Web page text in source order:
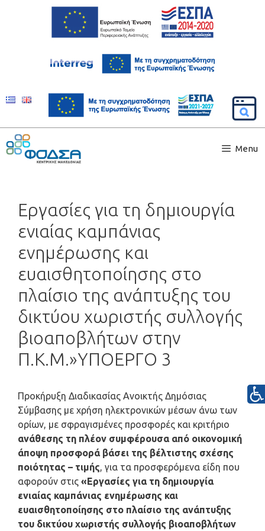
Menu
Εργασίες για τη δημιουργία
ενιαίας καμπάνιας
ενημέρωσης και
ευαισθητοποίησης στο
πλαίσιο της ανάπτυξης του
δικτύου χωριστής συλλογής
βιοαποβλήτων στην
Π.Κ.Μ.»ΥΠΟΕΡΓΟ 3
Προκήρυξη Διαδικασίας Ανοικτής Δημόσιας
Σύμβασης με χρήση ηλεκτρονικών μέσων άνω των
ορίων, με σφραγισμένες προσφορές και κριτήριο
ανάθεσης τη πλέον συμφέρουσα από οικονομική
άποψη προσφορά βάσει της βέλτιστης σχέσης
ποιότητας – τιμής, για τα προσφερόμενα είδη που
αφορούν στις «Εργασίες για τη δημιουργία
ενιαίας καμπάνιας ενημέρωσης και
ευαισθητοποίησης στο πλαίσιο της ανάπτυξης
του δικτύου χωριστής συλλογής βιοαποβλήτων